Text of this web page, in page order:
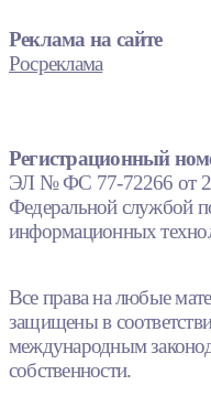
Реклама на сайте
Росреклама
Регистрационный
ЭЛ № ФС 77-72266 от
Федеральной службой
информационных
Все права на любые
защищены в
международным
собственности.